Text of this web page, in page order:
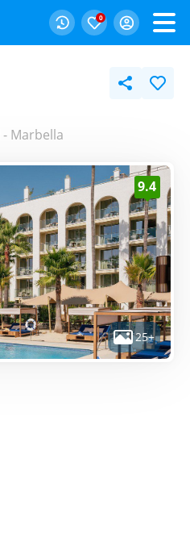
0
- Marbella
25+
9.4